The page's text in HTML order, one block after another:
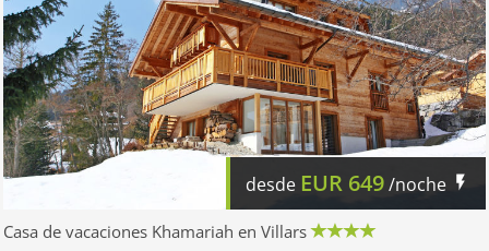
desde EUR 649/noche
Casa de vacaciones Khamariah en Villars